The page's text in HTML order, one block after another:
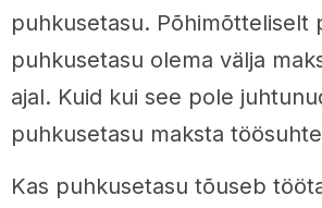
puhkusetasu. Põhimõtteliselt
puhkusetasu olema välja
ajal. Kuid kui see pole
puhkusetasu maksta
Kas puhkusetasu tõuseb